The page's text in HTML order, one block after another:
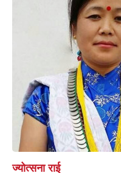
ज्योत्सना राई